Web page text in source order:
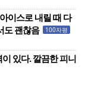
이스로 내릴 때 다
도 괜찮음
100자평
있다. 깔끔한 피니